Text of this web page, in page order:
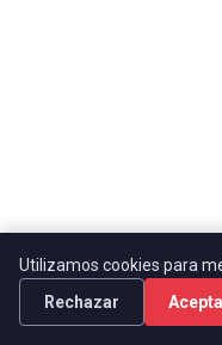
Utilizamos cookies para
Rechazar